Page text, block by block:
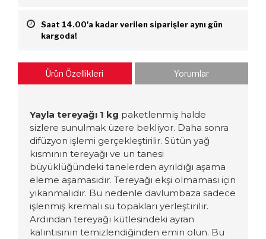
Saat 14.00'a kadar verilen siparişler aynı gün
kargoda!
Ürün Özellikleri Yorumlar
Yayla tereyağı 1 kg paketlenmiş halde
sizlere sunulmak üzere bekliyor. Daha sonra
difüzyon işlemi gerçekleştirilir. Sütün yağ
kısmının tereyağı ve un tanesi
büyüklüğündeki tanelerden ayrıldığı aşama
eleme aşamasıdır. Tereyağı ekşi olmaması için
yıkanmalıdır. Bu nedenle davlumbaza sadece
işlenmiş kremalı su topakları yerleştirilir.
Ardından tereyağı kütlesindeki ayran
kalıntısının temizlendiğinden emin olun. Bu